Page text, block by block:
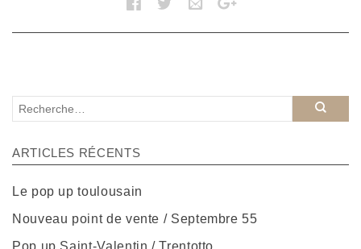
ARTICLES RÉCENTS
Le pop up toulousain
Nouveau point de vente / Septembre 55
Pop up Saint-Valentin / Trentotto